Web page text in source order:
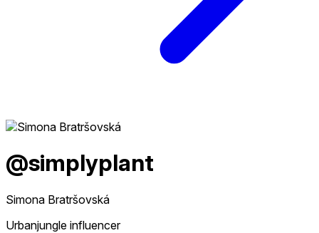
@simplyplant
Simona Bratršovská
Urbanjungle influencer